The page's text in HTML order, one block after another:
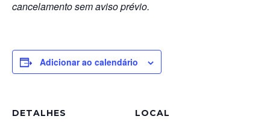
cancelamento sem aviso prévio.
Adicionar ao calendário
DETALHES LOCAL